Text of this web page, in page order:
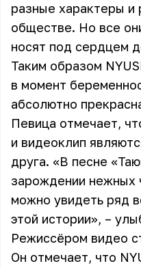
разные характеры и
обществе. Но все
носят под сердцем
Таким образом
в момент
абсолютно
Певица отмечает,
и видеоклип
друга. «В песне
зарождении нежных
можно увидеть ряд
этой истории», –
Режиссёром видео
Он отмечает, что